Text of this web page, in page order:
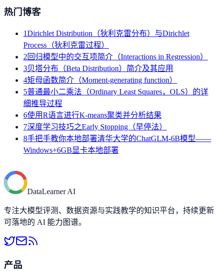
热门博客
1Dirichlet Distribution（狄利克雷分布）与Dirichlet
Process（狄利克雷过程）
2回归模型中的交互项简介（Interactions in Regression）
3贝塔分布（Beta Distribution）简介及其应用
4矩母函数简介（Moment-generating function）
5普通最小二乘法（Ordinary Least Squares，OLS）的详
细推导过程
6使用R语言进行K-means聚类并分析结果
7深度学习技巧之Early Stopping（早停法）
8手把手教你本地部署清华大学的ChatGLM-6B模型——
Windows+6GB显卡本地部署
DataLearner AI
专注大模型评测、数据资源与实践教学的知识平台，持续更新
可落地的 AI 能力图谱。
产品